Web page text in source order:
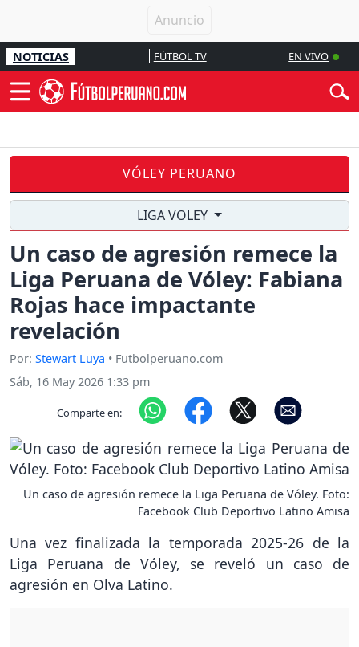
NOTICIAS FÚTBOL TV EN VIVO
VÓLEY PERUANO
LIGA VOLEY
Un caso de agresión remece la
Liga Peruana de Vóley: Fabiana
Rojas hace impactante
revelación
Por: Stewart Luya • Futbolperuano.com
Sáb, 16 May 2026 1:33 pm
Comparte en:
Un caso de agresión remece la Liga Peruana de Vóley. Foto:
Facebook Club Deportivo Latino Amisa
Una vez finalizada la temporada 2025-26 de la
Liga Peruana de Vóley, se reveló un caso de
agresión en Olva Latino.